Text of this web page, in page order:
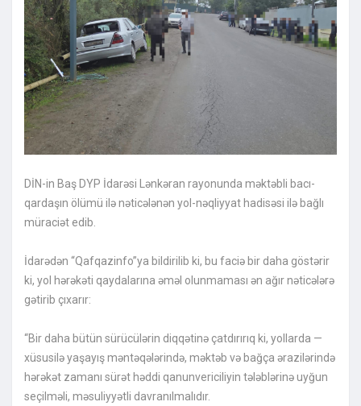
DİN-in Baş DYP İdarəsi Lənkəran rayonunda məktəbli bacı-
qardaşın ölümü ilə nəticələnən yol-nəqliyyat hadisəsi ilə bağlı
müraciət edib.
İdarədən “Qafqazinfo”ya bildirilib ki, bu faciə bir daha göstərir
ki, yol hərəkəti qaydalarına əməl olunmaması ən ağır nəticələrə
gətirib çıxarır:
“Bir daha bütün sürücülərin diqqətinə çatdırırıq ki, yollarda —
xüsusilə yaşayış məntəqələrində, məktəb və bağça ərazilərində
hərəkət zamanı sürət həddi qanunvericiliyin tələblərinə uyğun
seçilməli, məsuliyyətli davranılmalıdır.